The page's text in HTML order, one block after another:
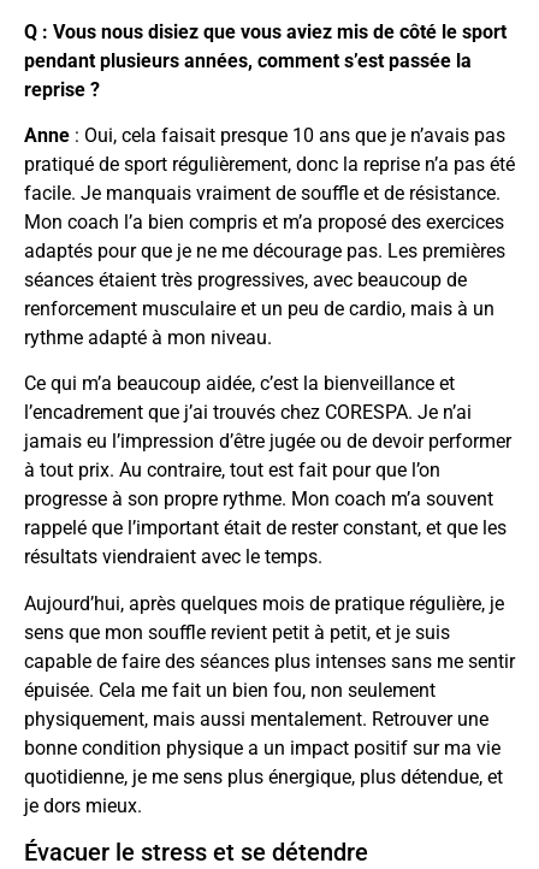
Q : Vous nous disiez que vous aviez mis de côté le sport
pendant plusieurs années, comment s’est passée la
reprise ?
Anne : Oui, cela faisait presque 10 ans que je n’avais pas
pratiqué de sport régulièrement, donc la reprise n’a pas été
facile. Je manquais vraiment de souffle et de résistance.
Mon coach l’a bien compris et m’a proposé des exercices
adaptés pour que je ne me décourage pas. Les premières
séances étaient très progressives, avec beaucoup de
renforcement musculaire et un peu de cardio, mais à un
rythme adapté à mon niveau.
Ce qui m’a beaucoup aidée, c’est la bienveillance et
l’encadrement que j’ai trouvés chez CORESPA. Je n’ai
jamais eu l’impression d’être jugée ou de devoir performer
à tout prix. Au contraire, tout est fait pour que l’on
progresse à son propre rythme. Mon coach m’a souvent
rappelé que l’important était de rester constant, et que les
résultats viendraient avec le temps.
Aujourd’hui, après quelques mois de pratique régulière, je
sens que mon souffle revient petit à petit, et je suis
capable de faire des séances plus intenses sans me sentir
épuisée. Cela me fait un bien fou, non seulement
physiquement, mais aussi mentalement. Retrouver une
bonne condition physique a un impact positif sur ma vie
quotidienne, je me sens plus énergique, plus détendue, et
je dors mieux.
Évacuer le stress et se détendre